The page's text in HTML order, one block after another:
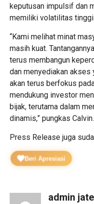
keputusan impulsif dan
memiliki volatilitas tinggi.
“Kami melihat minat
masih kuat.
terus membangun
dan menyediakan akses
akan terus berfokus
mendukung investor
bijak, terutama dalam
dinamis,” pungkas Calvin.
Press Release juga
Beri Apresiasi
admin